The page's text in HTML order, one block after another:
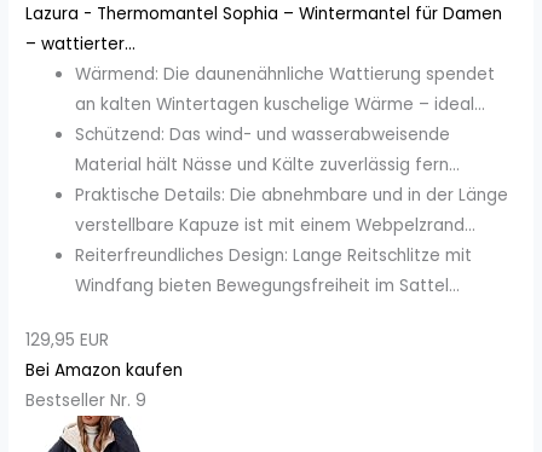
Lazura - Thermomantel Sophia – Wintermantel für Damen
– wattierter...
Wärmend: Die daunenähnliche Wattierung spendet
an kalten Wintertagen kuschelige Wärme – ideal...
Schützend: Das wind- und wasserabweisende
Material hält Nässe und Kälte zuverlässig fern...
Praktische Details: Die abnehmbare und in der Länge
verstellbare Kapuze ist mit einem Webpelzrand...
Reiterfreundliches Design: Lange Reitschlitze mit
Windfang bieten Bewegungsfreiheit im Sattel...
129,95 EUR
Bei Amazon kaufen
Bestseller Nr. 9